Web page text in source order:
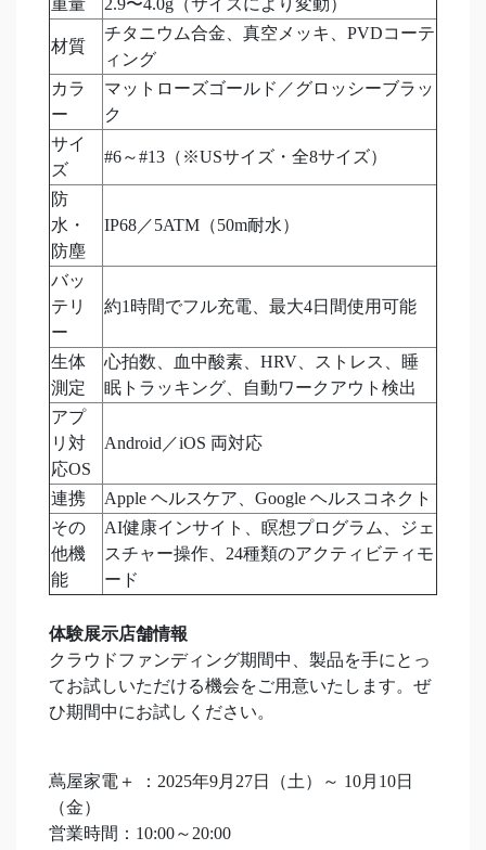
材質
チタニウム合金、真空メッキ、PVDコーテ
ィング
カラ
ー
マットローズゴールド／グロッシーブラッ
ク
サイ
ズ
#6～#13（※USサイズ・全8サイズ）
防
水・
防塵
IP68／5ATM（50m耐水）
バッ
テリ
ー
約1時間でフル充電、最大4日間使用可能
生体
測定
心拍数、血中酸素、HRV、ストレス、睡
眠トラッキング、自動ワークアウト検出
アプ
リ対
応OS
Android／iOS 両対応
連携
Apple ヘルスケア、Google ヘルスコネクト
その
他機
能
AI健康インサイト、瞑想プログラム、ジェ
スチャー操作、24種類のアクティビティモ
ード
体験展示店舗情報
クラウドファンディング期間中、製品を手にとっ
てお試しいただける機会をご用意いたします。ぜ
ひ期間中にお試しください。
蔦屋家電＋ ：2025年9月27日（土）～ 10月10日
（金）
営業時間：10:00～20:00